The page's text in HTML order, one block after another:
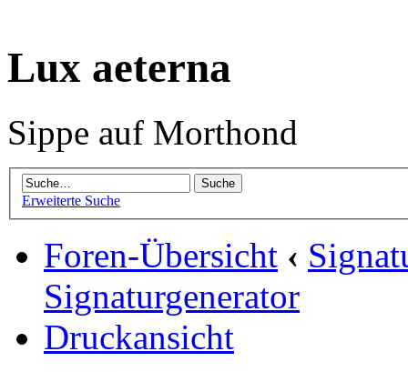
Lux aeterna
Sippe auf Morthond
Erweiterte Suche
Foren-Übersicht ‹
Signaturgenerator
Druckansicht